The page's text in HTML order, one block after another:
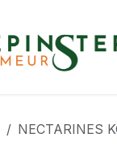
NECTARINES